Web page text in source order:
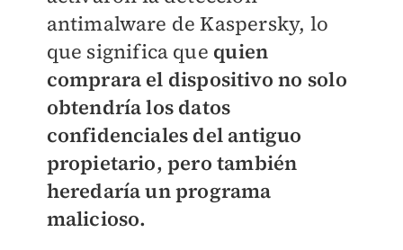
antimalware de Kaspersky, lo
que significa que quien
comprara el dispositivo no solo
obtendría los datos
confidenciales del antiguo
propietario, pero también
heredaría un programa
malicioso.